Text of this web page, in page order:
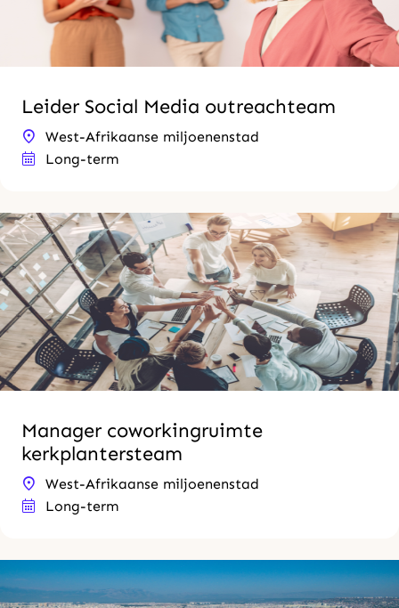
Leider Social Media outreachteam
West-Afrikaanse miljoenenstad
Long-term
Manager coworkingruimte
kerkplantersteam
West-Afrikaanse miljoenenstad
Long-term